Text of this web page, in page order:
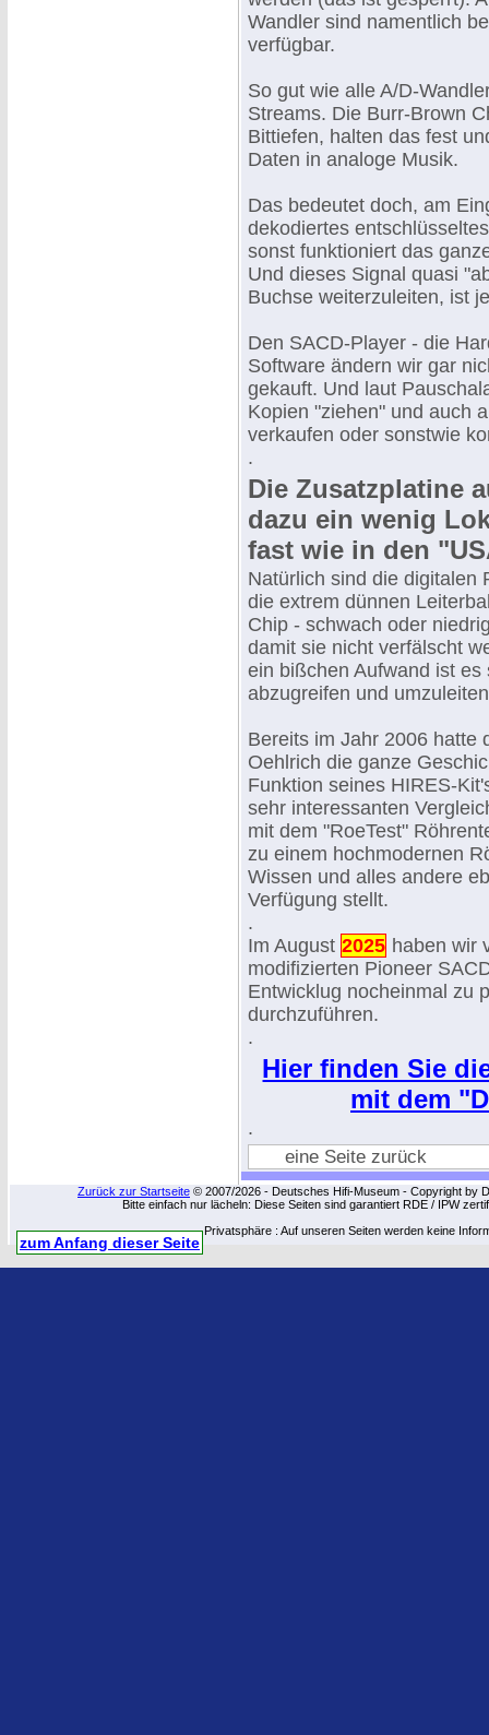
Wandler sind namentlich
verfügbar.
So gut wie alle A/D-
Streams. Die Burr-Brown
Bittiefen, halten das fest
Daten in analoge Musik.
Das bedeutet doch, am
dekodiertes
sonst funktioniert das
Und dieses Signal quasi
Buchse weiterzuleiten, ist
Den SACD-Player - die
Software ändern wir gar
gekauft. Und laut
Kopien "ziehen" und auch
verkaufen oder sonstwie
.
Die Zusatzplatine
dazu ein wenig
fast wie in den
Natürlich sind die digitalen
die extrem dünnen
Chip - schwach oder
damit sie nicht verfälscht
ein bißchen Aufwand ist
abzugreifen und
Bereits im Jahr 2006 hatte
Oehlrich die ganze
Funktion seines HIRES-
sehr interessanten
mit dem "RoeTest"
zu einem hochmodernen
Wissen und alles andere
Verfügung stellt.
.
Im August 2025 haben wir
modifizierten Pioneer
Entwicklug nocheinmal zu
durchzuführen.
.
Hier finden Sie
mit dem
.
eine Seite zurück
Zurück zur Startseite © 2007/2026 - Deutsches Hifi-Museum - Copyright by
Bitte einfach nur lächeln: Diese Seiten sind garantiert RDE / IPW
Privatsphäre : Auf unseren Seiten werden keine
zum Anfang dieser Seite